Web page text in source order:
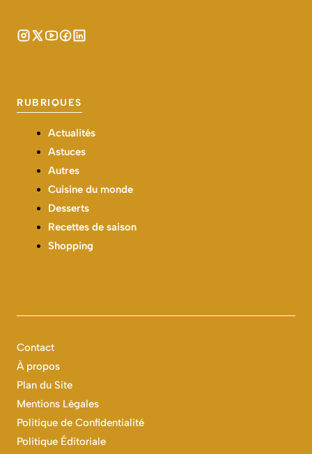
RUBRIQUES
Actualités
Astuces
Autres
Cuisine du monde
Desserts
Recettes de saison
Shopping
Contact
À propos
Plan du Site
Mentions Légales
Politique de Confidentialité
Politique Éditoriale